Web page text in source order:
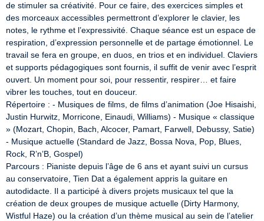
de stimuler sa créativité. Pour ce faire, des exercices simples et
des morceaux accessibles permettront d’explorer le clavier, les
notes, le rythme et l’expressivité. Chaque séance est un espace de
respiration, d’expression personnelle et de partage émotionnel. Le
travail se fera en groupe, en duos, en trios et en individuel. Claviers
et supports pédagogiques sont fournis, il suffit de venir avec l’esprit
ouvert. Un moment pour soi, pour ressentir, respirer… et faire
vibrer les touches, tout en douceur.
Répertoire : - Musiques de films, de films d’animation (Joe Hisaishi,
Justin Hurwitz, Morricone, Einaudi, Williams) - Musique « classique
» (Mozart, Chopin, Bach, Alcocer, Pamart, Farwell, Debussy, Satie)
- Musique actuelle (Standard de Jazz, Bossa Nova, Pop, Blues,
Rock, R’n’B, Gospel)
Parcours : Pianiste depuis l’âge de 6 ans et ayant suivi un cursus
au conservatoire, Tien Dat a également appris la guitare en
autodidacte. Il a participé à divers projets musicaux tel que la
création de deux groupes de musique actuelle (Dirty Harmony,
Wistful Haze) ou la création d’un thème musical au sein de l’atelier